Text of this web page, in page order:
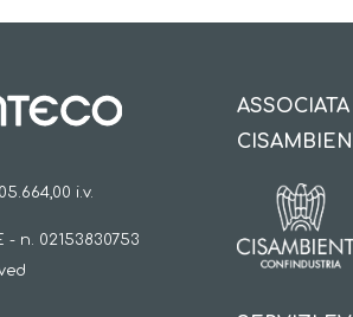
i.v.
- n. 02153830753